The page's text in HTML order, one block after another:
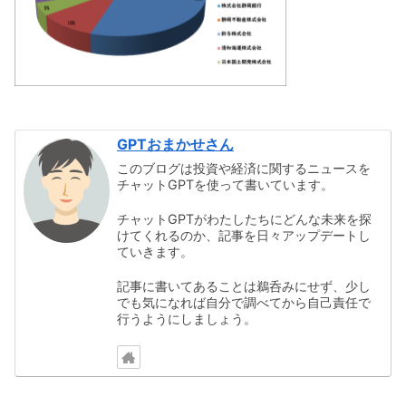
GPTおまかせさん
このブログは投資や経済に関するニュースを
チャットGPTを使って書いています。
チャットGPTがわたしたちにどんな未来を探
けてくれるのか、記事を日々アップデートし
ていきます。
記事に書いてあることは鵜呑みにせず、少し
でも気になれば自分で調べてから自己責任で
行うようにしましょう。